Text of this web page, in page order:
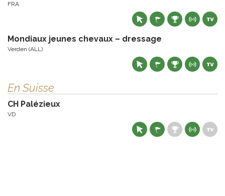
FRA
Mondiaux jeunes chevaux – dressage
Verden (ALL)
En Suisse
CH Palézieux
VD